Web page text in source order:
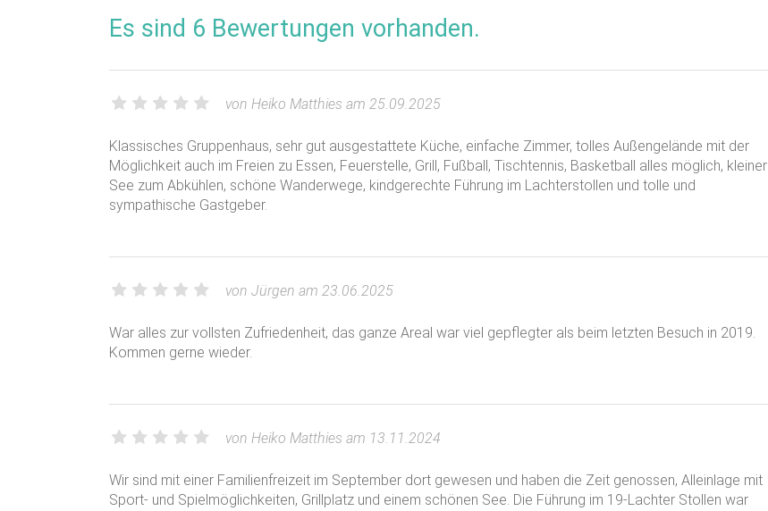
Es sind 6 Bewertungen vorhanden.
von Heiko Matthies am 25.09.2025
Klassisches Gruppenhaus, sehr gut ausgestattete Küche, einfache Zimmer, tolles Außengelände mit der
Möglichkeit auch im Freien zu Essen, Feuerstelle, Grill, Fußball, Tischtennis, Basketball alles möglich, kleiner
See zum Abkühlen, schöne Wanderwege, kindgerechte Führung im Lachterstollen und tolle und
sympathische Gastgeber.
von Jürgen am 23.06.2025
War alles zur vollsten Zufriedenheit, das ganze Areal war viel gepflegter als beim letzten Besuch in 2019.
Kommen gerne wieder.
von Heiko Matthies am 13.11.2024
Wir sind mit einer Familienfreizeit im September dort gewesen und haben die Zeit genossen, Alleinlage mit
Sport- und Spielmöglichkeiten, Grillplatz und einem schönen See. Die Führung im 19-Lachter Stollen war